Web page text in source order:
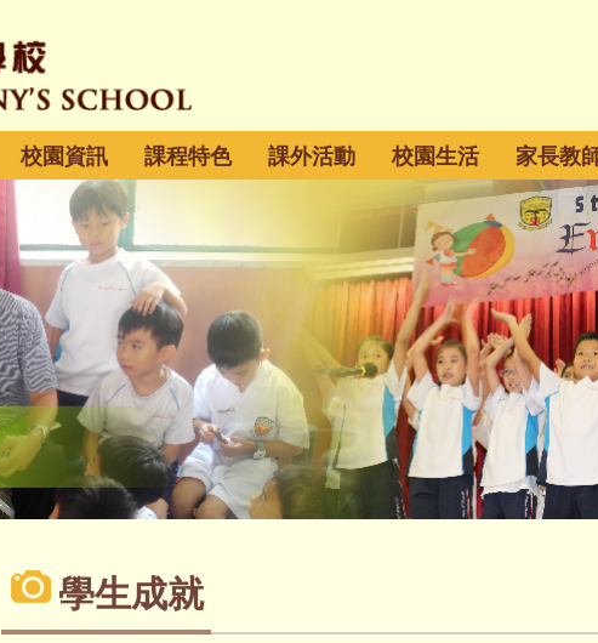
校園資訊 課程特色 課外活動 校園生活 家長教
學生成就